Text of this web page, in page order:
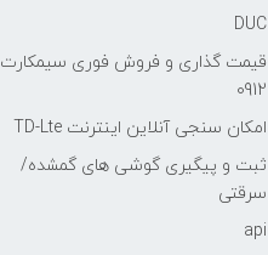
DUC
قیمت گذاری و فروش فوری سیمکارت
0912
امکان سنجی آنلاین اینترنت TD-Lte
ثبت و پیگیری گوشی های گمشده/
سرقتی
api